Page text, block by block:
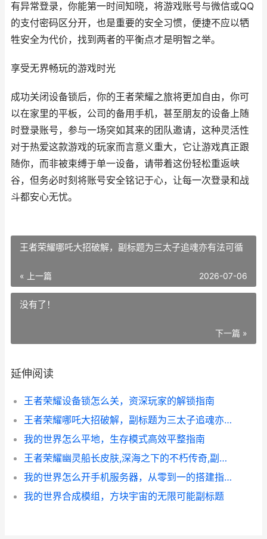
有异常登录，你能第一时间知晓，将游戏账号与微信或QQ
的支付密码区分开，也是重要的安全习惯，便捷不应以牺
牲安全为代价，找到两者的平衡点才是明智之举。
享受无界畅玩的游戏时光
成功关闭设备锁后，你的王者荣耀之旅将更加自由，你可
以在家里的平板，公司的备用手机，甚至朋友的设备上随
时登录账号，参与一场突如其来的团队邀请，这种灵活性
对于热爱这款游戏的玩家而言意义重大，它让游戏真正跟
随你，而非被束缚于单一设备，请带着这份轻松重返峡
谷，但务必时刻将账号安全铭记于心，让每一次登录和战
斗都安心无忧。
王者荣耀哪吒大招破解，副标题为三太子追魂亦有法可循
« 上一篇 2026-07-06
没有了！
下一篇 »
延伸阅读
王者荣耀设备锁怎么关，资深玩家的解锁指南
王者荣耀哪吒大招破解，副标题为三太子追魂亦有法可循
我的世界怎么平地，生存模式高效平整指南
王者荣耀幽灵船长皮肤,深海之下的不朽传奇,副标题,幽灵船长的美学与实战价值解析
我的世界怎么开手机服务器，从零到一的搭建指南
我的世界合成模组，方块宇宙的无限可能副标题